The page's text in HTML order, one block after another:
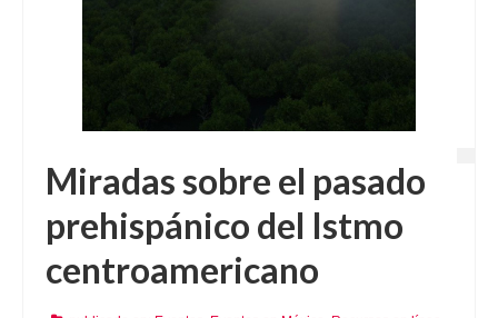
Miradas sobre el pasado
prehispánico del Istmo
centroamericano